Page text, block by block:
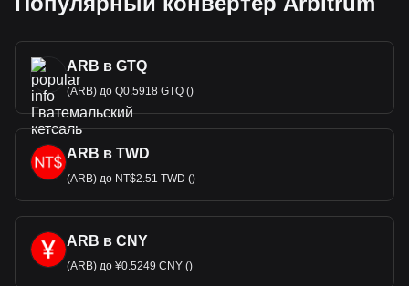
ARB в GTQ
(ARB) до Q0.5918 GTQ ()
ARB в TWD
(ARB) до NT$2.51 TWD ()
ARB в CNY
(ARB) до ¥0.5249 CNY ()